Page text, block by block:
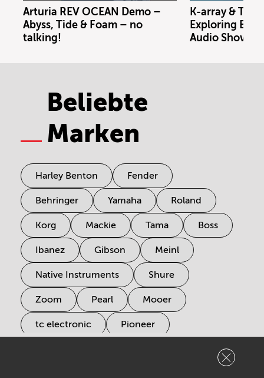
Arturia REV OCEAN Demo –
Abyss, Tide & Foam – no
talking!
K-array &
Exploring
Audio
Beliebte
Marken
Harley Benton Fender
Behringer Yamaha Roland
Korg Mackie Tama Boss
Ibanez Gibson Meinl
Native Instruments Shure
Zoom Pearl Mooer
tc electronic Pioneer